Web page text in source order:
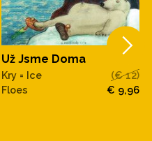
Už Jsme Doma
Kry = Ice
Floes
(€ 12)
€ 9,96